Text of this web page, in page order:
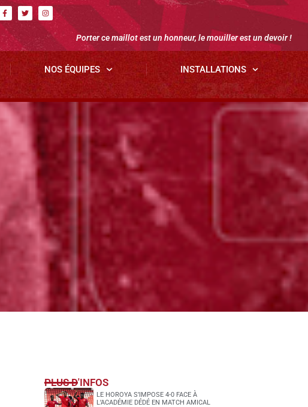
Porter ce maillot est un honneur, le mouiller est un devoir !
NOS ÉQUIPES INSTALLATIONS
PLUS D'INFOS
LE HOROYA S’IMPOSE 4-0 FACE À
L’ACADÉMIE DÉDÉ EN MATCH AMICAL